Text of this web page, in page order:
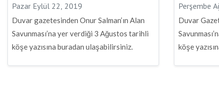
Pazar Eylül 22, 2019
Duvar gazetesinden Onur Salman’ın Alan
Savunması’na yer verdiği 3 Ağustos tarihli
köşe yazısına buradan ulaşabilirsiniz.
Perşembe
Duvar
köşe